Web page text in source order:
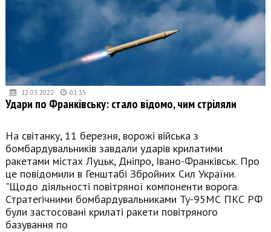
12.03.2022 01:35
Удари по Франківську: стало відомо, чим стріляли
На світанку, 11 березня, ворожі війська з
бомбардувальників завдали ударів крилатими
ракетами містах Луцьк, Дніпро, Івано-Франківськ. Про
це повідомили в Генштабі Збройних Сил України.
"Щодо діяльності повітряної компоненти ворога.
Стратегічними бомбардувальниками Ту-95МС ПКС РФ
були застосовані крилаті ракети повітряного
базування по